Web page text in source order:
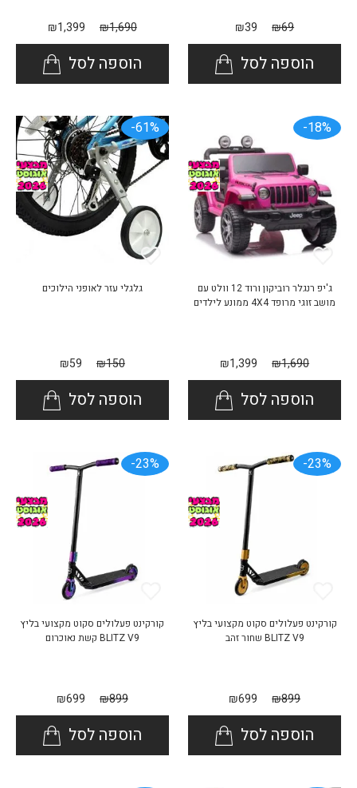
₪69
₪39
הוספה לסל
₪1,690
₪1,399
הוספה לסל
18%-
ג'יפ רנגלר רוביקון ורוד 12 וולט עם
מושב זוגי מרופד 4X4 ממונע לילדים
₪1,690
₪1,399
הוספה לסל
61%-
גלגלי עזר לאופני הילוכים
₪150
₪59
הוספה לסל
23%-
קורקינט פעלולים סקוט מקצועי בליץ
BLITZ V9 שחור זהב
₪899
₪699
הוספה לסל
23%-
קורקינט פעלולים סקוט מקצועי בליץ
BLITZ V9 קשת נאוכרום
₪899
₪699
הוספה לסל